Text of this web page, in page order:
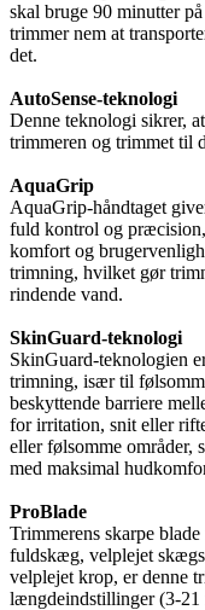
skal bruge 90 minutter
trimmer nem at
det.
AutoSense-teknologi
Denne teknologi sikrer,
trimmeren og trimmet til
AquaGrip
AquaGrip-håndtaget
fuld kontrol og
komfort og
trimning, hvilket gør
rindende vand.
SkinGuard-teknologi
SkinGuard-teknologien
trimning, især til
beskyttende barriere
for irritation, snit eller
eller følsomme områder,
med maksimal
ProBlade
Trimmerens skarpe
fuldskæg, velplejet
velplejet krop, er denne
længdeindstillinger (3-